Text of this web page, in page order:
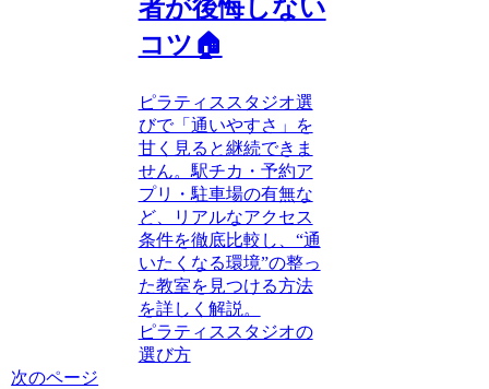
者が後悔しない
コツ🏠
ピラティススタジオ選
びで「通いやすさ」を
甘く見ると継続できま
せん。駅チカ・予約ア
プリ・駐車場の有無な
ど、リアルなアクセス
条件を徹底比較し、“通
いたくなる環境”の整っ
た教室を見つける方法
を詳しく解説。
ピラティススタジオの
選び方
次のページ